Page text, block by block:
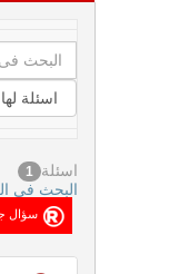
اسئلة 1
البحث فى